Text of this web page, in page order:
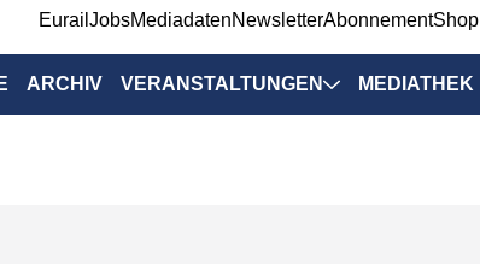
EurailJobsMediadatenNewsletterAbonnementShop
ARCHIV VERANSTALTUNGEN MEDIATHEK